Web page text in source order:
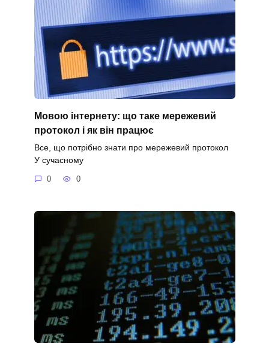
Мовою інтернету: що таке мережевий
протокол і як він працює
Все, що потрібно знати про мережевий протокол
У сучасному
0 0